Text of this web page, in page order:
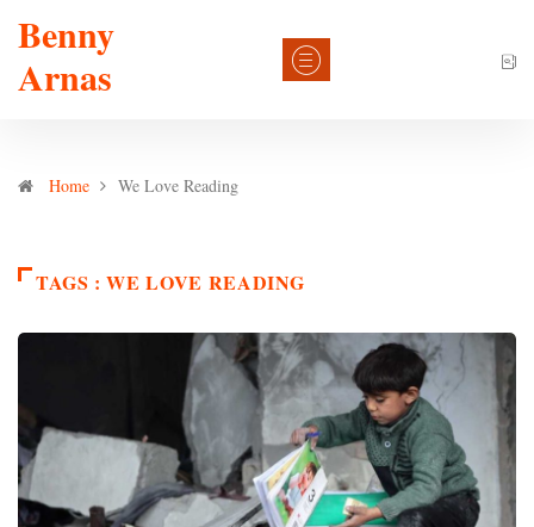
Benny
Arnas
Home We Love Reading
TAGS : WE LOVE READING